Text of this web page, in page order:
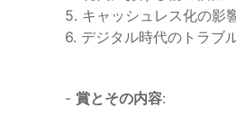
5. キャッシュレス化の影
6. デジタル時代のトラブ
- 賞とその内容: